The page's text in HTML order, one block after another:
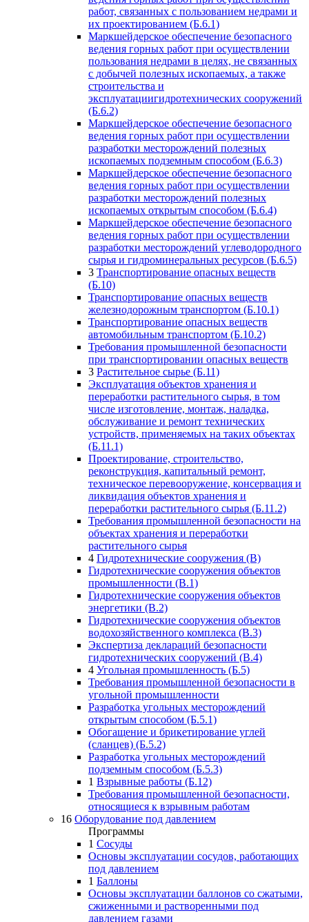
работ, связанных с пользованием недрами и
их проектированием (Б.6.1)
Маркшейдерское обеспечение безопасного
ведения горных работ при осуществлении
пользования недрами в целях, не связанных
с добычей полезных ископаемых, а также
строительства и
эксплуатациигидротехнических сооружений
(Б.6.2)
Маркшейдерское обеспечение безопасного
ведения горных работ при осуществлении
разработки месторождений полезных
ископаемых подземным способом (Б.6.3)
Маркшейдерское обеспечение безопасного
ведения горных работ при осуществлении
разработки месторождений полезных
ископаемых открытым способом (Б.6.4)
Маркшейдерское обеспечение безопасного
ведения горных работ при осуществлении
разработки месторождений углеводородного
сырья и гидроминеральных ресурсов (Б.6.5)
3 Транспортирование опасных веществ
(Б.10)
Транспортирование опасных веществ
железнодорожным транспортом (Б.10.1)
Транспортирование опасных веществ
автомобильным транспортом (Б.10.2)
Требования промышленной безопасности
при транспортировании опасных веществ
3 Растительное сырье (Б.11)
Эксплуатация объектов хранения и
переработки растительного сырья, в том
числе изготовление, монтаж, наладка,
обслуживание и ремонт технических
устройств, применяемых на таких объектах
(Б.11.1)
Проектирование, строительство,
реконструкция, капитальный ремонт,
техническое перевооружение, консервация и
ликвидация объектов хранения и
переработки растительного сырья (Б.11.2)
Требования промышленной безопасности на
объектах хранения и переработки
растительного сырья
4 Гидротехнические сооружения (В)
Гидротехнические сооружения объектов
промышленности (В.1)
Гидротехнические сооружения объектов
энергетики (В.2)
Гидротехнические сооружения объектов
водохозяйственного комплекса (В.3)
Экспертиза деклараций безопасности
гидротехнических сооружений (В.4)
4 Угольная промышленность (Б.5)
Требования промышленной безопасности в
угольной промышленности
Разработка угольных месторождений
открытым способом (Б.5.1)
Обогащение и брикетирование углей
(сланцев) (Б.5.2)
Разработка угольных месторождений
подземным способом (Б.5.3)
1 Взрывные работы (Б.12)
Требования промышленной безопасности,
относящиеся к взрывным работам
16 Оборудование под давлением
Программы
1 Сосуды
Основы эксплуатации сосудов, работающих
под давлением
1 Баллоны
Основы эксплуатации баллонов со сжатыми,
сжиженными и растворенными под
давлением газами